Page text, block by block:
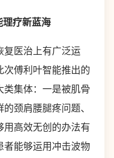
理疗新蓝海
复医治上有广泛运
次傅利叶智能推出的
集体：一是被肌骨
颈肩腰腿疼问题、
高效无创的办法有
者能够运用冲击波物